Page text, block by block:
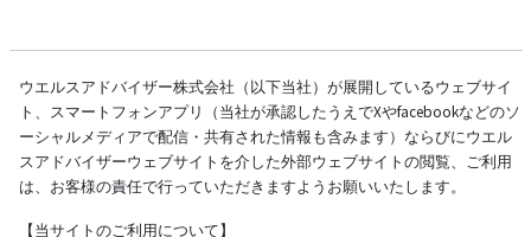
ウエルスアドバイザー株式会社（以下当社）が展開しているウェブサイ
ト、スマートフォンアプリ（当社が承認したうえでXやfacebookなどのソ
ーシャルメディアで配信・共有された情報も含みます）ならびにウエル
スアドバイザーウェブサイトを介した外部ウェブサイトの閲覧、ご利用
は、お客様の責任で行っていただきますようお願いいたします。
【当サイトのご利用について】